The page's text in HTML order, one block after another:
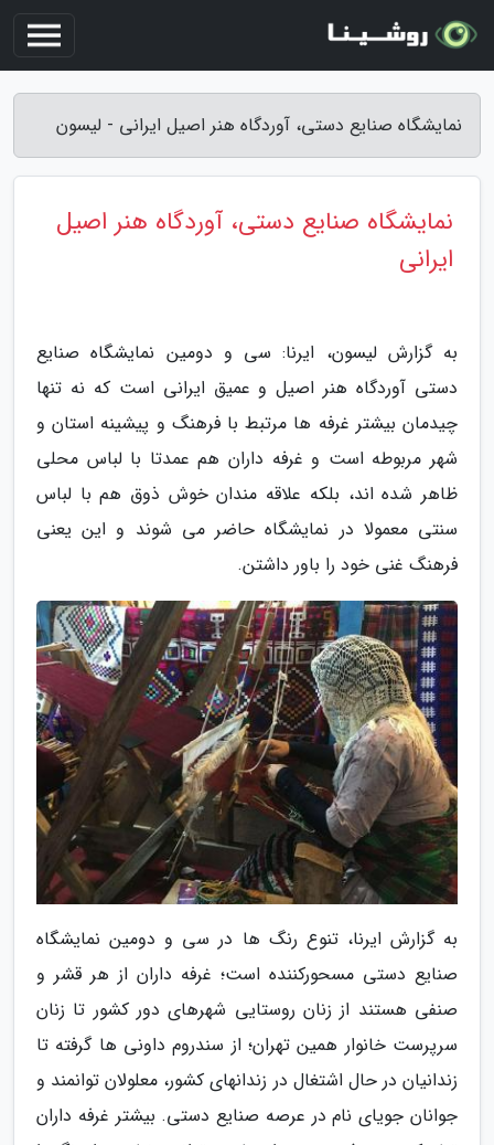
نمایشگاه صنایع دستی، آوردگاه هنر اصیل ایرانی - لیسون
نمایشگاه صنایع دستی، آوردگاه هنر اصیل
ایرانی
به گزارش لیسون، ایرنا: سی و دومین نمایشگاه صنایع
دستی آوردگاه هنر اصیل و عمیق ایرانی است که نه تنها
چیدمان بیشتر غرفه ها مرتبط با فرهنگ و پیشینه استان و
شهر مربوطه است و غرفه داران هم عمدتا با لباس محلی
ظاهر شده اند، بلکه علاقه مندان خوش ذوق هم با لباس
سنتی معمولا در نمایشگاه حاضر می شوند و این یعنی
فرهنگ غنی خود را باور داشتن.
به گزارش ایرنا، تنوع رنگ ها در سی و دومین نمایشگاه
صنایع دستی مسحورکننده است؛ غرفه داران از هر قشر و
صنفی هستند از زنان روستایی شهرهای دور کشور تا زنان
سرپرست خانوار همین تهران؛ از سندروم داونی ها گرفته تا
زندانیان در حال اشتغال در زندانهای کشور، معلولان توانمند و
جوانان جویای نام در عرصه صنایع دستی. بیشتر غرفه داران